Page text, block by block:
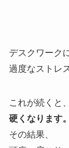
デスクワーク
過度なストレ
これが続くと
硬くなります。
その結果、